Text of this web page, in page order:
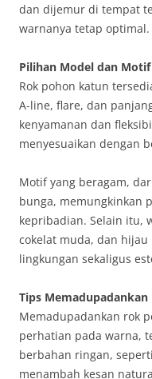
dan dijemur di tempat
warnanya tetap optimal.
Pilihan Model dan Motif
Rok pohon katun
A-line, flare, dan
kenyamanan dan
menyesuaikan dengan
Motif yang beragam,
bunga, memungkinkan
kepribadian. Selain itu,
cokelat muda, dan
lingkungan sekaligus
Tips
Memadupadankan rok
perhatian pada warna,
berbahan ringan,
menambah kesan